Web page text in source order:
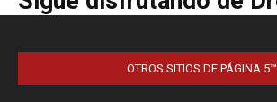
OTROS SITIOS DE PÁGINA 5™